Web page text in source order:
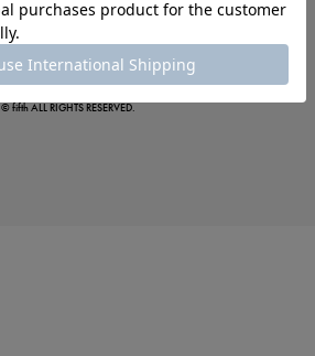
© fifth ALL RIGHTS RESERVED.